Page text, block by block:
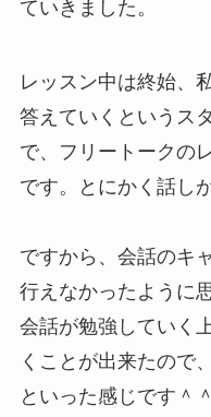
ていきました。
レッスン中は終始、
答えていくというス
で、フリートークの
です。とにかく話し
ですから、会話のキ
行えなかったように
会話が勉強していく
くことが出来たので
といった感じです＾＾